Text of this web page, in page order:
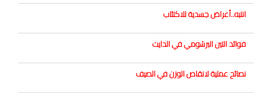
انتبه..أعراض جسدية للاكتئاب
فوائد التين البرشومي في الدايت
نصائح عملية لانقاص الوزن في الصيف